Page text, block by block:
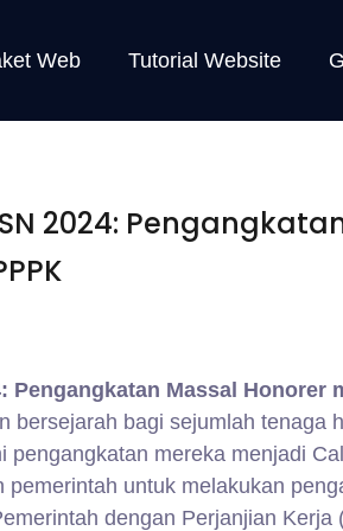
Web Tutorial Website
2024:
Pengangkatan Massal Honorer
bersejarah bagi sejumlah tenaga
pengangkatan mereka menjadi
pemerintah untuk melakukan
dengan Perjanjian Kerja